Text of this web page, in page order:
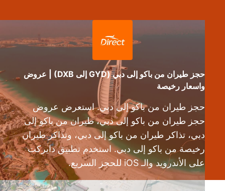
حجز طيران من باكو إلى دبي (GYD إلى DXB) | عروض
واسعار رخيصة
حجز طيران من باكو إلى دبي. استعرض عروض
حجز طيران من باكو إلى دبي، طيران من باكو إلى
دبي، تذاكر طيران من باكو إلى دبي، وتذاكر طيران
رخيصة من باكو إلى دبي. استخدم تطبيق دايركت
على الأندرويد والـ iOS للحجز السريع.